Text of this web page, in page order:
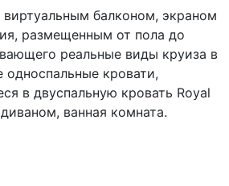
виртуальным балконом, экраном
размещенным от пола до
реальные виды круиза в
кровати,
в двуспальную кровать Royal
ванная комната.